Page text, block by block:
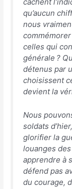
qu’aucun
nous
celles qui
générale ?
détenus par
choisissent
devient la
Nous
soldats
glorifier la
louanges
apprendre à
défend pas
du courage,